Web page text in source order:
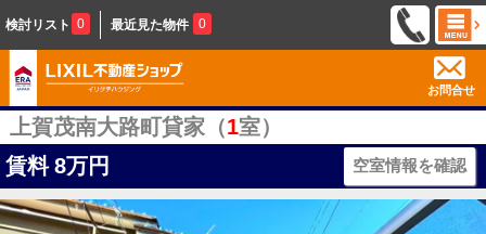
検討リスト 0 最近見た物件 0
お問合せ
上賀茂南大路町貸家（1室）
賃料 8万円 空室情報を確認